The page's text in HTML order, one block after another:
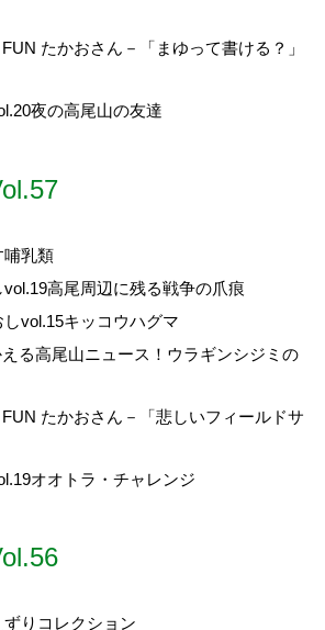
たかおさん－「まゆって書ける？」
夜の高尾山の友達
哺乳類
高尾周辺に残る戦争の爪痕
vol.15キッコウハグマ
る高尾山ニュース！ウラギンシジミの
たかおさん－「悲しいフィールドサ
オオトラ・チャレンジ
りコレクション